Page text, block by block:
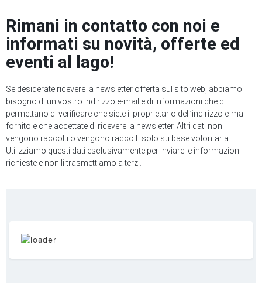
Rimani in contatto con noi e
informati su novità, offerte ed
eventi al lago!
Se desiderate ricevere la newsletter offerta sul sito web, abbiamo
bisogno di un vostro indirizzo e-mail e di informazioni che ci
permettano di verificare che siete il proprietario dell’indirizzo e-mail
fornito e che accettate di ricevere la newsletter. Altri dati non
vengono raccolti o vengono raccolti solo su base volontaria.
Utilizziamo questi dati esclusivamente per inviare le informazioni
richieste e non li trasmettiamo a terzi.